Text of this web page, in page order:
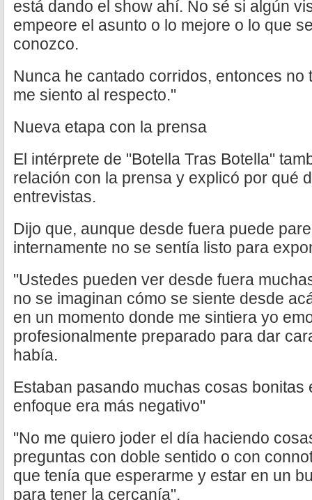
está dando el show ahí. No sé si algún
empeore el asunto o lo mejore o lo que
conozco.
Nunca he cantado corridos, entonces no
me siento al respecto."
Nueva etapa con la prensa
El intérprete de "Botella Tras Botella"
relación con la prensa y explicó por qué
entrevistas.
Dijo que, aunque desde fuera puede
internamente no se sentía listo para
"Ustedes pueden ver desde fuera
no se imaginan cómo se siente desde
en un momento donde me sintiera yo
profesionalmente preparado para dar
había.
Estaban pasando muchas cosas bonitas
enfoque era más negativo"
"No me quiero joder el día haciendo
preguntas con doble sentido o con
que tenía que esperarme y estar en un
para tener la cercanía".